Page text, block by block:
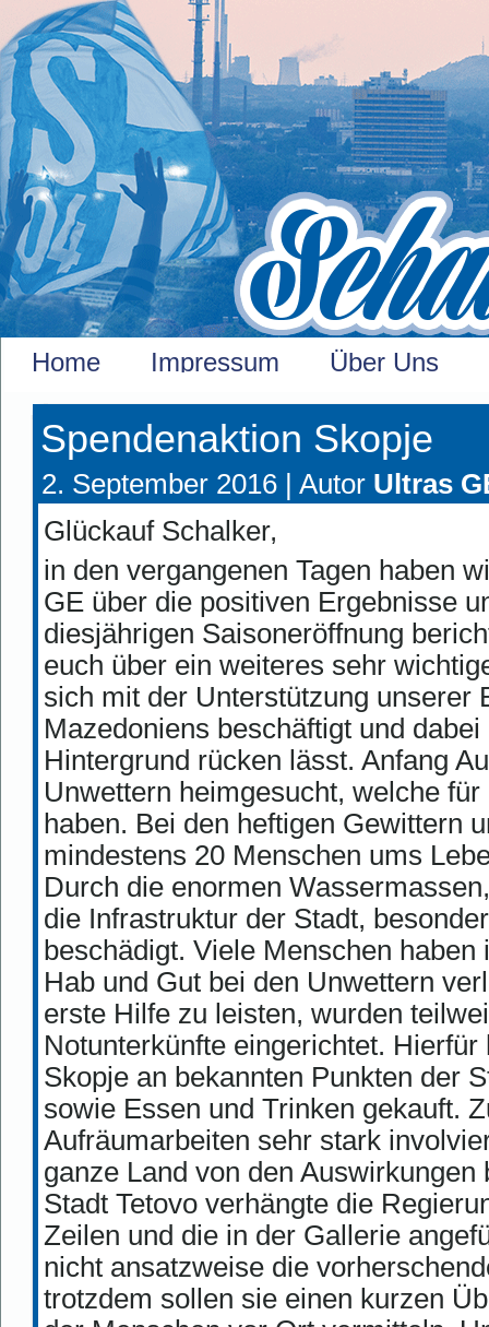
Home Impressum Über Uns
Spendenaktion Skopje
2. September 2016 | Autor Ultras
Glückauf Schalker,
in den vergangenen Tagen haben
GE über die positiven Ergebnisse
diesjährigen Saisoneröffnung
euch über ein weiteres sehr
sich mit der Unterstützung unserer
Mazedoniens beschäftigt und
Hintergrund rücken lässt. Anfang
Unwettern heimgesucht, welche
haben. Bei den heftigen Gewittern
mindestens 20 Menschen ums
Durch die enormen
die Infrastruktur der Stadt,
beschädigt. Viele Menschen
Hab und Gut bei den Unwettern
erste Hilfe zu leisten, wurden
Notunterkünfte eingerichtet.
Skopje an bekannten Punkten der
sowie Essen und Trinken gekauft.
Aufräumarbeiten sehr stark
ganze Land von den
Stadt Tetovo verhängte die
Zeilen und die in der Gallerie
nicht ansatzweise die
trotzdem sollen sie einen kurzen